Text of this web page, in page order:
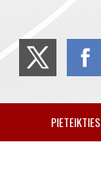
PIETEIKTIES